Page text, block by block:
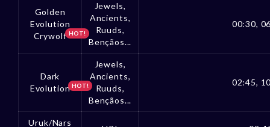
Golden
Evolution
Crywolf HOT!
Jewels,
Ancients,
Ruuds,
Bençãos...
00:30,
Dark
Evolution HOT!
Jewels,
Ancients,
Ruuds,
Bençãos...
02:45,
Uruk/Nars